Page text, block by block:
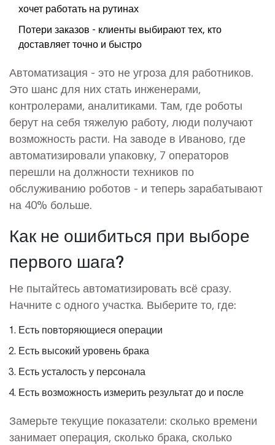
хочет работать на рутинах
Потери заказов - клиенты выбирают тех, кто
доставляет точно и быстро
Автоматизация - это не угроза для работников.
Это шанс для них стать инженерами,
контролерами, аналитиками. Там, где роботы
берут на себя тяжелую работу, люди получают
возможность расти. На заводе в Иваново, где
автоматизировали упаковку, 7 операторов
перешли на должности техников по
обслуживанию роботов - и теперь зарабатывают
на 40% больше.
Как не ошибиться при выборе
первого шага?
Не пытайтесь автоматизировать всё сразу.
Начните с одного участка. Выберите то, где:
Есть повторяющиеся операции
Есть высокий уровень брака
Есть усталость у персонала
Есть возможность измерить результат до и после
Замерьте текущие показатели: сколько времени
занимает операция, сколько брака, сколько